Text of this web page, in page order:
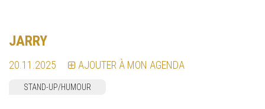
JARRY
20.11.2025 AJOUTER À MON AGENDA
STAND-UP/HUMOUR